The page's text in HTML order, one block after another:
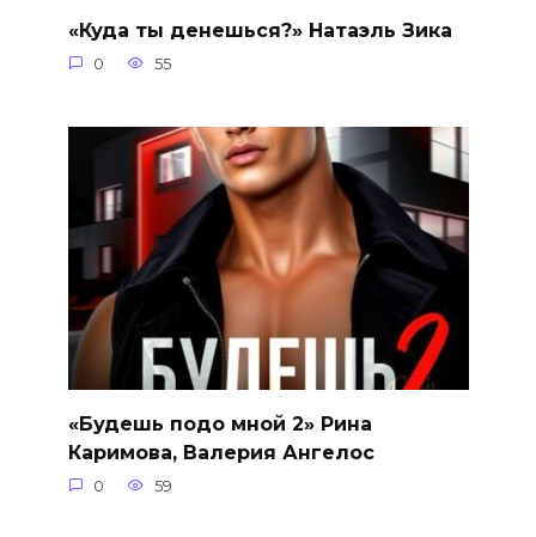
«Куда ты денешься?» Натаэль Зика
0 55
«Будешь подо мной 2» Рина
Каримова, Валерия Ангелос
0 59